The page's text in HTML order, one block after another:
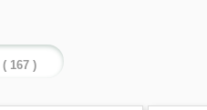
( 167 )